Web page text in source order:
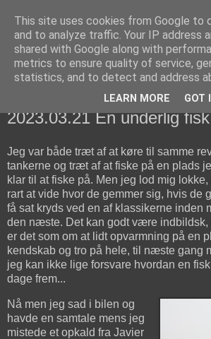
fiskedagbog.dk
Havørredfiskeri, tordenvejr og rav i (en
2023.03.21 En underlig fisk
Jeg var både træt af at køre til samme
tankerne og træt af at fiske på en plads
klar til at fiske på. Men jeg lod mig
rart at vide hvor de gemmer sig, hvis de
få sat kryds ved en af klassikerne inden
den næste. Det kan godt være indbildsk,
er det som om at lidt opvarmning på en
kendskab og tro på hele, til næste gang
jeg kan ikke lige forsvare hvordan en
dage frem...
Nå men jeg sad i bilen og
havde en samtale mens jeg
mistede et opkald fra Javier
This site uses cookies from Google to
and to analyze traffic. Your IP address
shared with Google along with
metrics to ensure quality of service,
statistics, and to detect and address
LEARN MORE GOT